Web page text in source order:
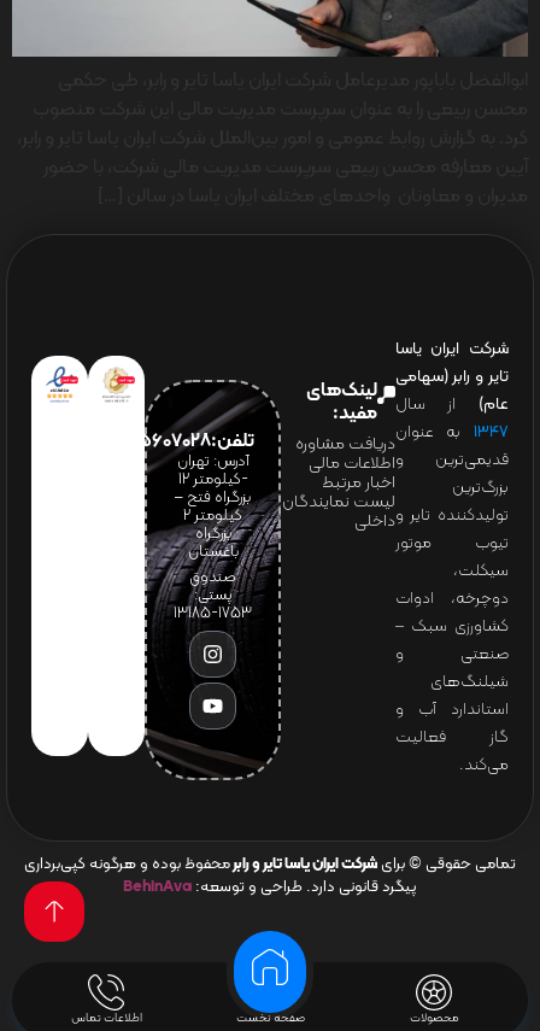
محصولات صفحه نخست اطلاعات تماس
شرکت ایران یاسا
تایر و رابر (سهامی
عام) از سال
۱۳۴۷ به عنوان
قدیمی‌ترین و
بزرگ‌ترین
تولیدکننده تایر و
تیوب موتور
سیکلت،
دوچرخه، ادوات
کشاورزی سبک –
صنعتی و
شیلنگ‌های
استاندارد آب و
گاز فعالیت
می‌کند.
لینک‌های
مفید:
دریافت مشاوره
اطلاعات مالی
اخبار مرتبط
لیست نمایندگان
داخلی
تلفن:65607028(021)
آدرس: تهران
-کیلومتر 12
بزرگراه فتح –
کیلومتر ۲
بزرگراه
باغستان
صندوق
پستی:
1753-13185
تمامی حقوقی © برای شرکت ایران یاسا تایر و رابرمحفوظ بوده و هرگونه کپی‌برداری
پیگرد قانونی دارد. طراحی و توسعه: BehinAva